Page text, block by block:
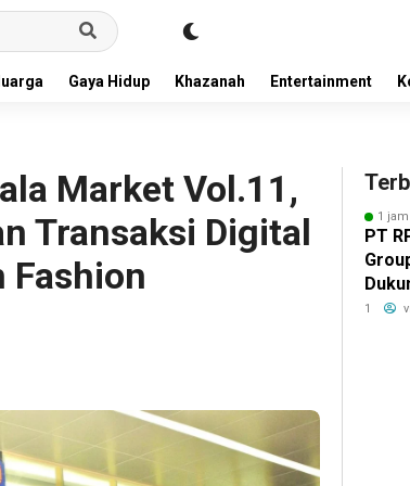
Gaya Hidup Khazanah Entertainment
Market Vol.11,
Transaksi Digital
Fashion
1
PT
1